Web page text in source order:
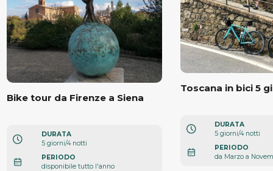
Bike tour da Firenze a Siena
DURATA
5 giorni/4 notti
PERIODO
disponibile tutto l'anno
Toscana in bici 5
DURATA
5 giorni/4 notti
PERIODO
da Marzo a